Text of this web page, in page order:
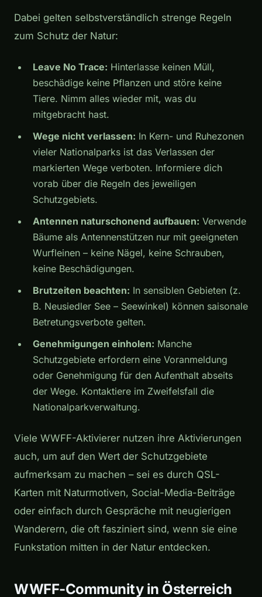
Dabei gelten selbstverständlich strenge Regeln
zum Schutz der Natur:
Leave No Trace: Hinterlasse keinen Müll,
beschädige keine Pflanzen und störe keine
Tiere. Nimm alles wieder mit, was du
mitgebracht hast.
Wege nicht verlassen: In Kern- und Ruhezonen
vieler Nationalparks ist das Verlassen der
markierten Wege verboten. Informiere dich
vorab über die Regeln des jeweiligen
Schutzgebiets.
Antennen naturschonend aufbauen: Verwende
Bäume als Antennenstützen nur mit geeigneten
Wurfleinen – keine Nägel, keine Schrauben,
keine Beschädigungen.
Brutzeiten beachten: In sensiblen Gebieten (z.
B. Neusiedler See – Seewinkel) können saisonale
Betretungsverbote gelten.
Genehmigungen einholen: Manche
Schutzgebiete erfordern eine Voranmeldung
oder Genehmigung für den Aufenthalt abseits
der Wege. Kontaktiere im Zweifelsfall die
Nationalparkverwaltung.
Viele WWFF-Aktivierer nutzen ihre Aktivierungen
auch, um auf den Wert der Schutzgebiete
aufmerksam zu machen – sei es durch QSL-
Karten mit Naturmotiven, Social-Media-Beiträge
oder einfach durch Gespräche mit neugierigen
Wanderern, die oft fasziniert sind, wenn sie eine
Funkstation mitten in der Natur entdecken.
WWFF-Community in Österreich